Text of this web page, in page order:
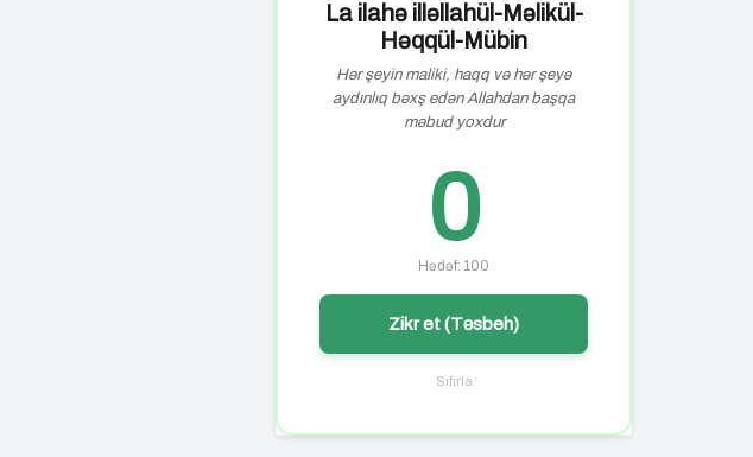
La ilahə illəllahül-Məlikül-
Həqqül-Mübin
Hər şeyin maliki, haqq və hər şeyə
aydınlıq bəxş edən Allahdan başqa
məbud yoxdur
0
Hədəf: 100
Zikr et (Təsbeh)
Sıfırla